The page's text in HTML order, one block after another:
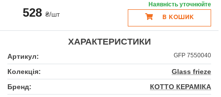
528₴/шт
Наявність уточнюйте
В КОШИК
ХАРАКТЕРИСТИКИ
Артикул: GFР 7550040
Колекція:
Glass frieze
Бренд:
КОТТО КЕРАМІКА